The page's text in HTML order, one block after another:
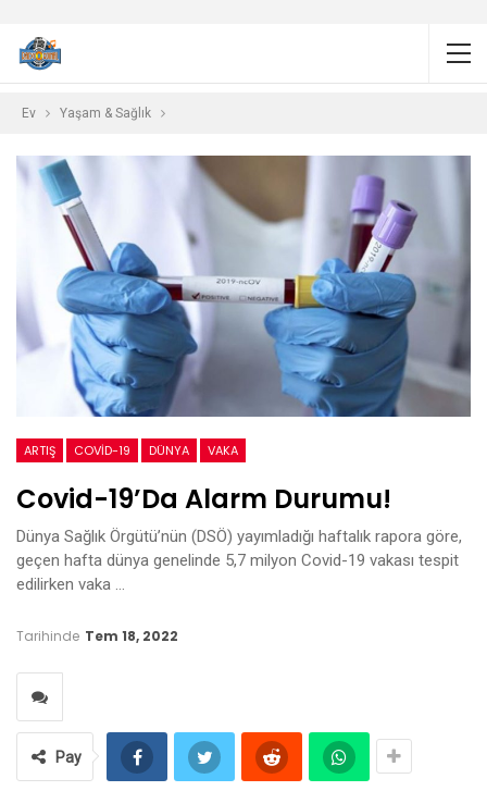
Ev Yaşam & Sağlık
ARTIŞ COVID-19 DÜNYA VAKA
Covid-19’da Alarm Durumu!
Dünya Sağlık Örgütü’nün (DSÖ) yayımladığı haftalık rapora göre,
geçen hafta dünya genelinde 5,7 milyon Covid-19 vakası tespit
edilirken vaka …
Tarihinde Tem 18, 2022
Pay